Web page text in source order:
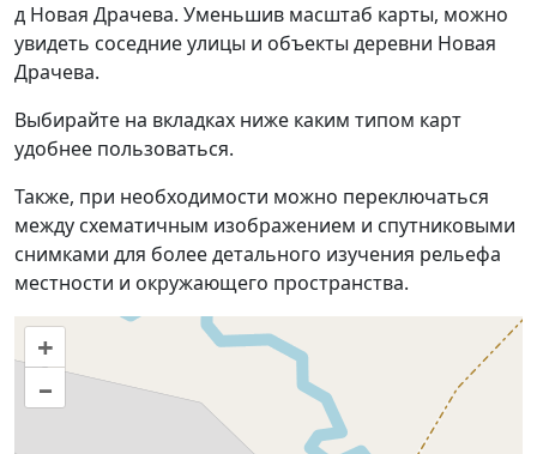
д Новая Драчева. Уменьшив масштаб карты, можно
увидеть соседние улицы и объекты деревни Новая
Драчева.
Выбирайте на вкладках ниже каким типом карт
удобнее пользоваться.
Также, при необходимости можно переключаться
между схематичным изображением и спутниковыми
снимками для более детального изучения рельефа
местности и окружающего пространства.
+
–